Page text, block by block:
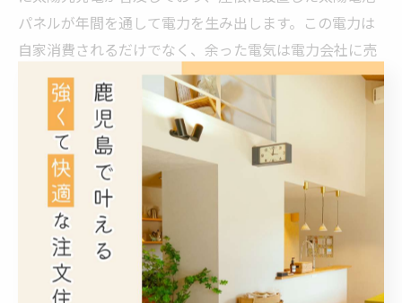
パネルが年間を通して電力を生み出します。この電力は
自家消費されるだけでなく、余った電気は電力会社に売
電される場合もあります。これにより、外部から購入す
るエネルギー量を減らすことが可能となり、トータルの
エネルギー収支はゼロに近づきます。さらに、蓄電池の
導入によって日中の発電電力を夜間に使うことができ、
エネルギーのさらなる有効活用が見込めます。再生可能
エネルギーの活用は、ZEHの理念である環境負荷の低減
とエネルギー自給自足の実現に不可欠な要素です。注文
住宅では設計段階から屋根形状や方位を考慮し、最適な
発電量が得られるよう工夫を凝らすことが重要です。